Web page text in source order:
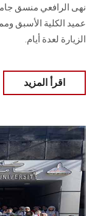
نهى الرافعي منسق
عميد الكلية الأسبق
الزيارة لعدة أيام.
اقرأ المزيد